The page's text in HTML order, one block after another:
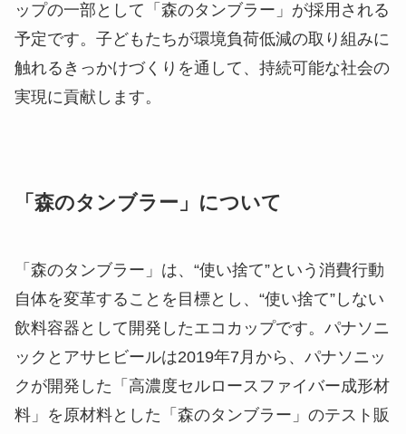
ップの一部として「森のタンブラー」が採用される
予定です。子どもたちが環境負荷低減の取り組みに
触れるきっかけづくりを通して、持続可能な社会の
実現に貢献します。
「森のタンブラー」について
「森のタンブラー」は、“使い捨て”という消費行動
自体を変革することを目標とし、“使い捨て”しない
飲料容器として開発したエコカップです。パナソニ
ックとアサヒビールは2019年7月から、パナソニッ
クが開発した「高濃度セルロースファイバー成形材
料」を原材料とした「森のタンブラー」のテスト販